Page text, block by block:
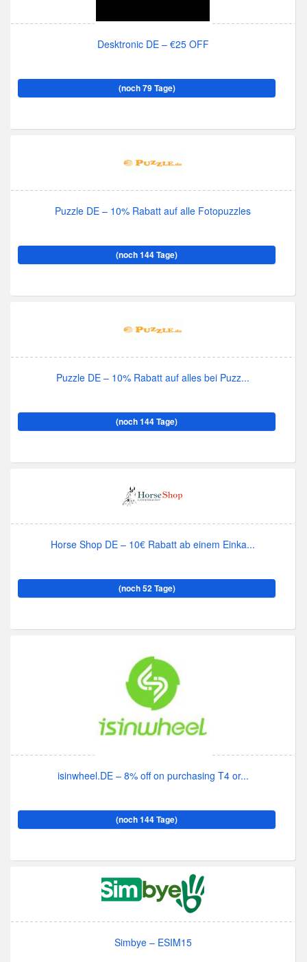
Desktronic DE – €25 OFF
(noch 79 Tage)
Puzzle DE – 10% Rabatt auf alle Fotopuzzles
(noch 144 Tage)
Puzzle DE – 10% Rabatt auf alles bei Puzz...
(noch 144 Tage)
Horse Shop DE – 10€ Rabatt ab einem Einka...
(noch 52 Tage)
isinwheel.DE – 8% off on purchasing T4 or...
(noch 144 Tage)
Simbye – ESIM15